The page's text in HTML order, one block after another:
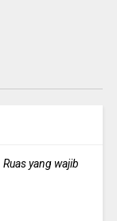
Ruas yang wajib